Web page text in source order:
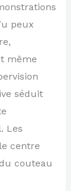
peux
même
séduit
Les
centre
couteau